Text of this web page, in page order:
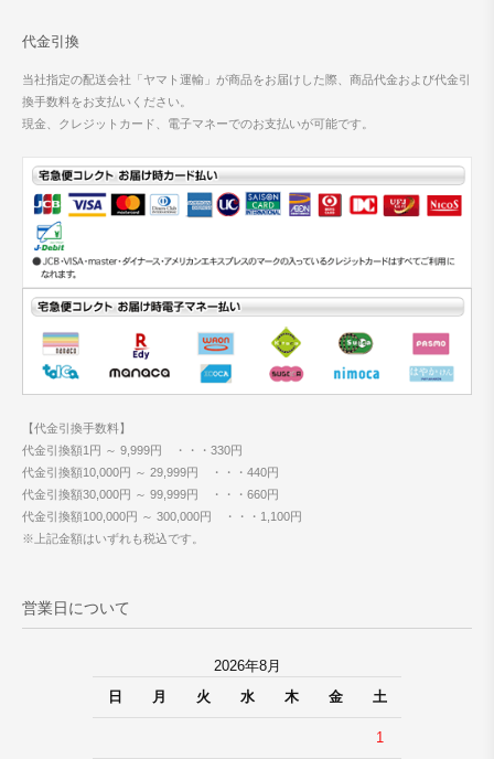
代金引換
当社指定の配送会社「ヤマト運輸」が商品をお届けした際、商品代金および代金引
換手数料をお支払いください。
現金、クレジットカード、電子マネーでのお支払いが可能です。
【代金引換手数料】
代金引換額1円 ～ 9,999円 ・・・330円
代金引換額10,000円 ～ 29,999円 ・・・440円
代金引換額30,000円 ～ 99,999円 ・・・660円
代金引換額100,000円 ～ 300,000円 ・・・1,100円
※上記金額はいずれも税込です。
営業日について
2026年8月
日
月 火 水 木 金 土
1